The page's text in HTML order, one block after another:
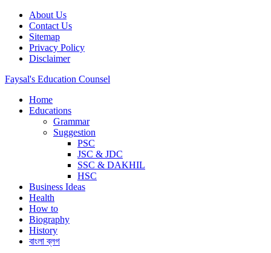
Skip
content
About Us
Contact Us
Sitemap
Privacy Policy
Disclaimer
Faysal's Education Counsel
An online learning or Educational platform, Business Ideas,
Home
Educations
Grammar
Suggestion
PSC
JSC & JDC
SSC & DAKHIL
HSC
Business Ideas
Health
How to
Biography
History
বাংলা ব্লগ